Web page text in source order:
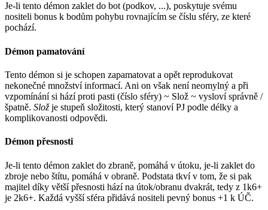
Je-li tento démon zaklet do bot (podkov, ...), poskytuje svému
nositeli bonus k bodům pohybu rovnajícím se číslu sféry, ze které
pochází.
Démon pamatování
Tento démon si je schopen zapamatovat a opět reprodukovat
nekonečné množství informací. Ani on však není neomylný a při
vzpomínání si hází proti pasti (číslo sféry) ~ Slož ~ vysloví správně /
špatně. Složje stupeň složitosti, který stanoví PJ podle délky a
komplikovanosti odpovědi.
Démon přesnosti
Je-li tento démon zaklet do zbraně, pomáhá v útoku, je-li zaklet do
zbroje nebo štítu, pomáhá v obraně. Podstata tkví v tom, že si pak
majitel díky větší přesnosti hází na útok/obranu dvakrát, tedy z 1k6+
je 2k6+. Každá vyšší sféra přidává nositeli pevný bonus +1 k ÚČ.